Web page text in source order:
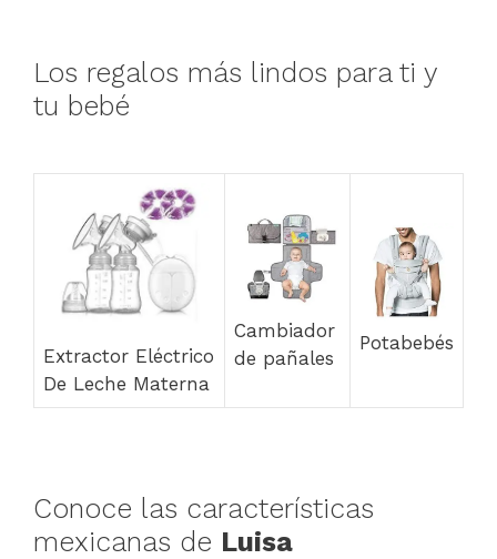
Los regalos más lindos para ti y
tu bebé
Extractor Eléctrico
De Leche Materna
Cambiador
de pañales
Potabebés
Conoce las características
mexicanas de Luisa